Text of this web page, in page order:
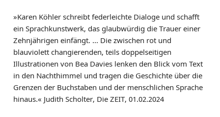
»Karen Köhler schreibt federleichte Dialoge und schafft
ein Sprachkunstwerk, das glaubwürdig die Trauer einer
Zehnjährigen einfängt. ... Die zwischen rot und
blauviolett changierenden, teils doppelseitigen
Illustrationen von Bea Davies lenken den Blick vom Text
in den Nachthimmel und tragen die Geschichte über die
Grenzen der Buchstaben und der menschlichen Sprache
hinaus.« Judith Scholter, Die ZEIT, 01.02.2024